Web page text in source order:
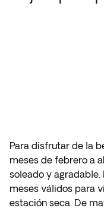
Para disfrutar de la
meses de febrero a
soleado y
meses válidos para
estación seca. De